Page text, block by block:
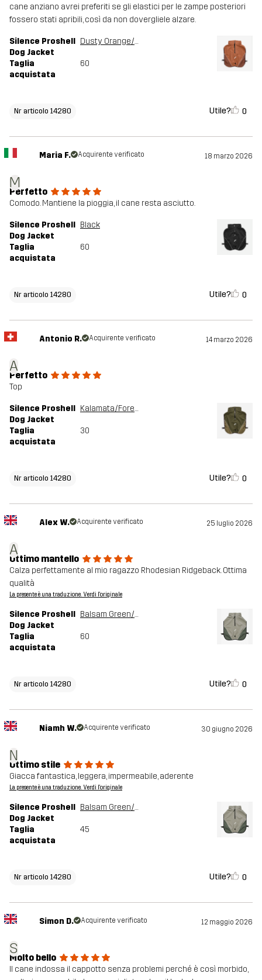
cane anziano avrei preferiti se gli elastici per le zampe posteriori
fossero stati apribili, così da non dovergliele alzare.
Silence Proshell
Dog Jacket
Dusty Orange/Rusty Walnut
Taglia
acquistata
60
Nr articolo 14280 Utile? 0
M
Maria F. Acquirente verificato 18 marzo 2026
Perfetto
Comodo. Mantiene la pioggia, il cane resta asciutto.
Silence Proshell
Dog Jacket
Black
Taglia
acquistata
60
Nr articolo 14280 Utile? 0
A
Antonio R. Acquirente verificato 14 marzo 2026
Perfetto
Top
Silence Proshell
Dog Jacket
Kalamata/Forest Night
Taglia
acquistata
30
Nr articolo 14280 Utile? 0
A
Alex W. Acquirente verificato 25 luglio 2026
Ottimo mantello
Calza perfettamente al mio ragazzo Rhodesian Ridgeback. Ottima
qualità
La presente è una traduzione. Verdi l'originale
Silence Proshell
Dog Jacket
Balsam Green/Shadow
Taglia
acquistata
60
Nr articolo 14280 Utile? 0
N
Niamh W. Acquirente verificato 30 giugno 2026
Ottimo stile
Giacca fantastica, leggera, impermeabile, aderente
La presente è una traduzione. Verdi l'originale
Silence Proshell
Dog Jacket
Balsam Green/Shadow
Taglia
acquistata
45
Nr articolo 14280 Utile? 0
S
Simon D. Acquirente verificato 12 maggio 2026
Molto bello
Il cane indossa il cappotto senza problemi perché è così morbido,